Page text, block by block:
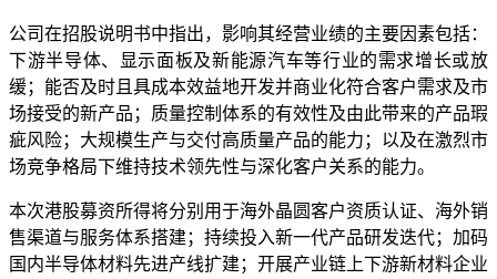
公司在招股说明书中指出，影响其经营业绩的主要因素包括：
下游半导体、显示面板及新能源汽车等行业的需求增长或放
缓；能否及时且具成本效益地开发并商业化符合客户需求及市
场接受的新产品；质量控制体系的有效性及由此带来的产品瑕
疵风险；大规模生产与交付高质量产品的能力；以及在激烈市
场竞争格局下维持技术领先性与深化客户关系的能力。
本次港股募资所得将分别用于海外晶圆客户资质认证、海外销
售渠道与服务体系搭建；持续投入新一代产品研发迭代；加码
国内半导体材料先进产线扩建；开展产业链上下游新材料企业